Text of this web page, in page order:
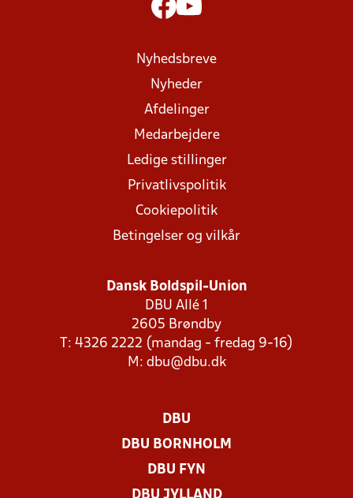
Nyhedsbreve
Nyheder
Afdelinger
Medarbejdere
Ledige stillinger
Privatlivspolitik
Cookiepolitik
Betingelser og vilkår
Dansk Boldspil-Union
DBU Allé 1
2605 Brøndby
T: 4326 2222 (mandag - fredag 9-16)
M: dbu@dbu.dk
DBU
DBU BORNHOLM
DBU FYN